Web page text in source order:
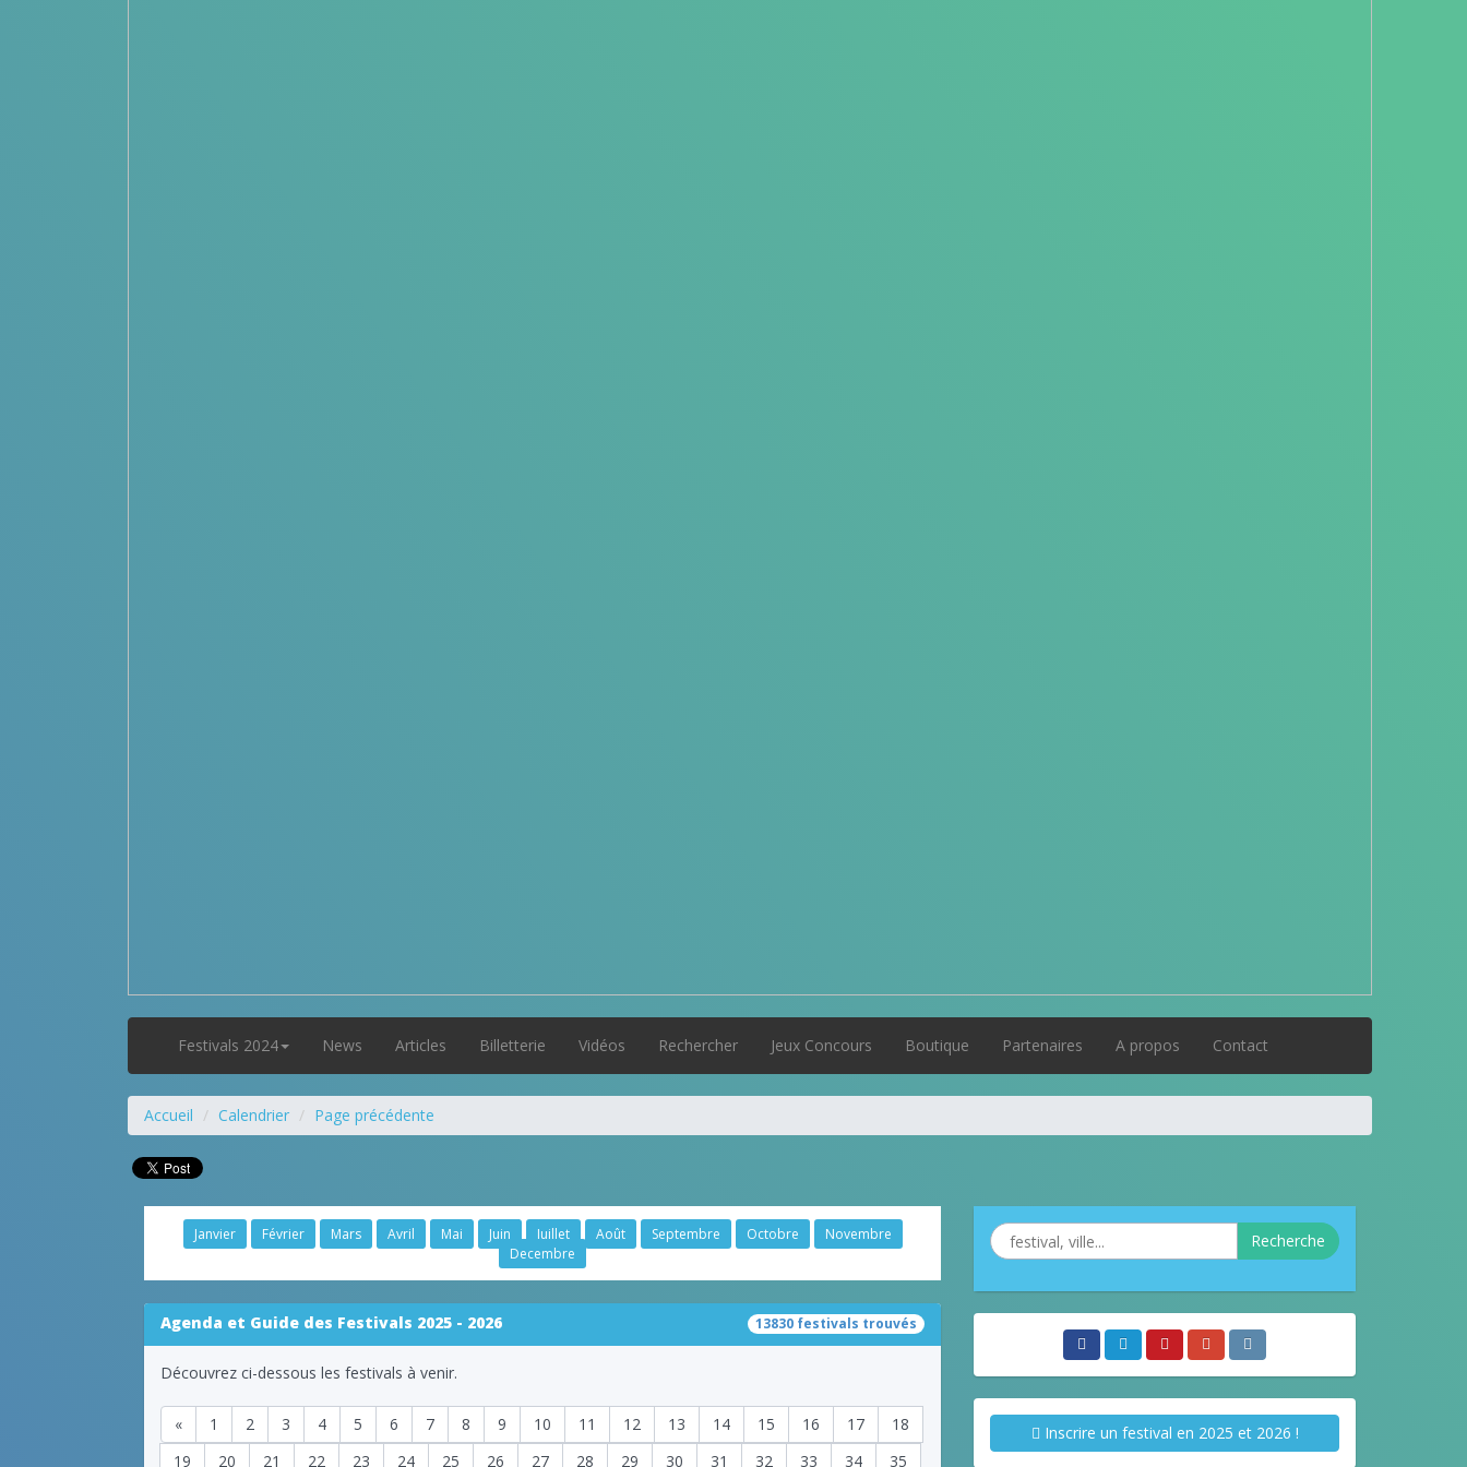
Festivals 2024 News Articles Billetterie Vidéos Rechercher Jeux Concours Boutique Partenaires A propos Contact
Accueil Calendrier Page précédente
Janvier Février Mars Avril Mai Juin Juillet Août Septembre Octobre
Novembre
Decembre
Agenda et Guide des Festivals 2025 - 2026 13830 festivals trouvés
Découvrez ci-dessous les festivals à venir.
« 1 2 3 4 5 6 7 8 9 10 11 12 13 14 15 16 17
18
19
20 21 22 23 24 25 26 27 28 29 30 31 32 33 34 35
Recherche
Inscrire un festival en 2025 et 2026 !